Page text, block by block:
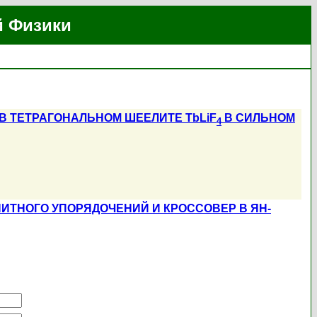
Физики
ШЕЕЛИТЕ TbLiF4 В СИЛЬНОМ
УПОРЯДОЧЕНИЙ И КРОССОВЕР В ЯН-